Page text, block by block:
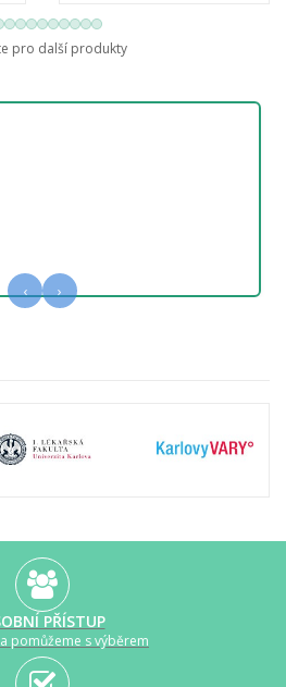
pro další produkty
‹ ›
PŘÍSTUP
pomůžeme s výběrem